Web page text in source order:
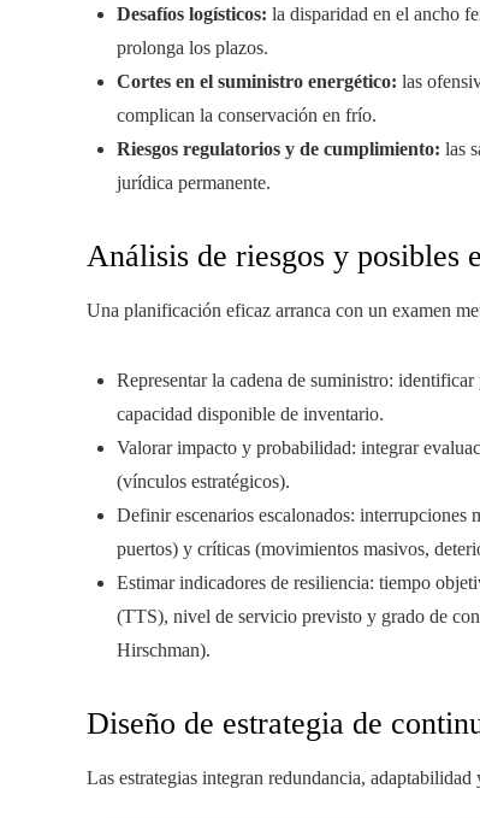
Desafíos logísticos: la disparidad en el ancho
prolonga los plazos.
Cortes en el suministro energético: las
complican la conservación en frío.
Riesgos regulatorios y de cumplimiento: las
jurídica permanente.
Análisis de riesgos y posibles
Una planificación eficaz arranca con un examen
Representar la cadena de suministro:
capacidad disponible de inventario.
Valorar impacto y probabilidad: integrar
(vínculos estratégicos).
Definir escenarios escalonados: interrupciones
puertos) y críticas (movimientos masivos,
Estimar indicadores de resiliencia: tiempo
(TTS), nivel de servicio previsto y grado de
Hirschman).
Diseño de estrategia de
Las estrategias integran redundancia, adaptabilidad